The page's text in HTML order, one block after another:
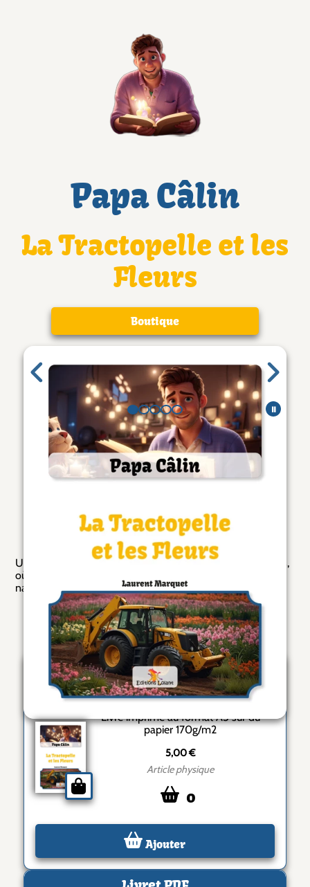
Papa Câlin
La Tractopelle et les
Fleurs
Boutique
Galerie de pages
⏸
Catégories
Histoires (Français)
Description
Une histoire de Papa Câlin avec la Tractopelle et les Fleurs,
où l'on découvre que de nouvelles rencontres peuvent
naître de belles amitiés.
Articles
Livre A5 imprimé
Livre imprimé au format A5 sur du
papier 170g/m2
5,00 €
Article physique
0
Ajouter